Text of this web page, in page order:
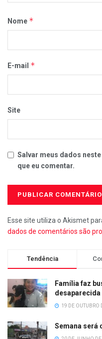
Nome *
E-mail *
Site
Salvar meus dados
que eu comentar.
Esse site utiliza o Akismet
dados de comentários são
Tendência
Família faz
desaparecida
19 DE OUTUBRO
Semana será